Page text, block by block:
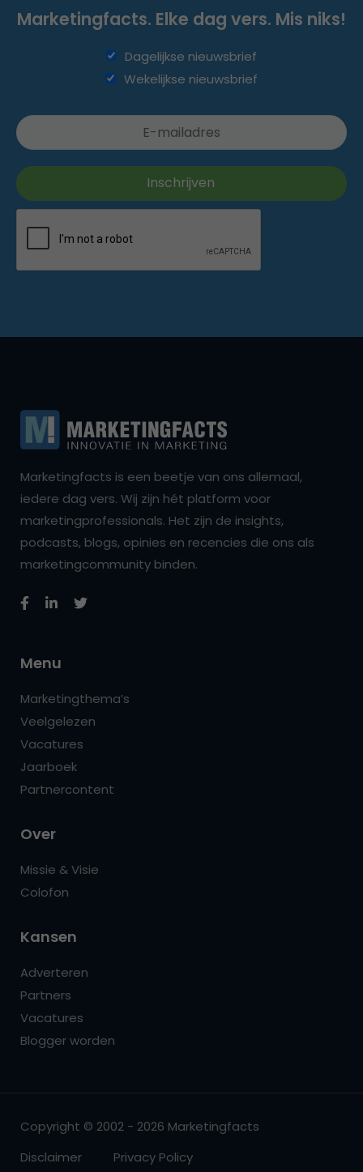
Marketingfacts. Elke dag vers. Mis niks!
Dagelijkse nieuwsbrief
Wekelijkse nieuwsbrief
Marketingfacts is een beetje van ons allemaal,
iedere dag vers. Wij zijn hét platform voor
marketingprofessionals. Het zijn de insights,
podcasts, blogs, opinies en recencies die ons als
marketingcommunity binden.
Menu
Marketingthema’s
Veelgelezen
Vacatures
Jaarboek
Partnercontent
Over
Missie & Visie
Colofon
Kansen
Adverteren
Partners
Vacatures
Blogger worden
Copyright © 2002 - 2026 Marketingfacts
Disclaimer
Privacy Policy